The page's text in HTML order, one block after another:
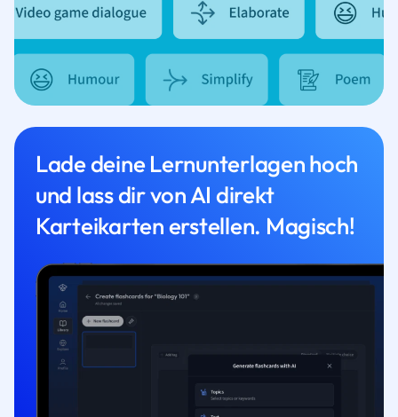
Lade deine Lernunterlagen hoch
und lass dir von AI direkt
Karteikarten erstellen. Magisch!